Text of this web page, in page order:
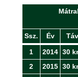
Ssz. Év Táv
1 2014 30
2
2015 30